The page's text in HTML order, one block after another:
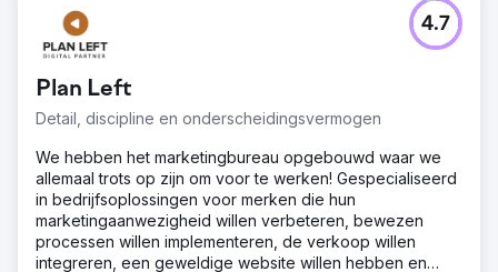
Plan Left
Detail, discipline en onderscheidingsvermogen
4.7
We hebben het marketingbureau opgebouwd waar we
allemaal trots op zijn om voor te werken! Gespecialiseerd
in bedrijfsoplossingen voor merken die hun
marketingaanwezigheid willen verbeteren, bewezen
processen willen implementeren, de verkoop willen
integreren, een geweldige website willen hebben en